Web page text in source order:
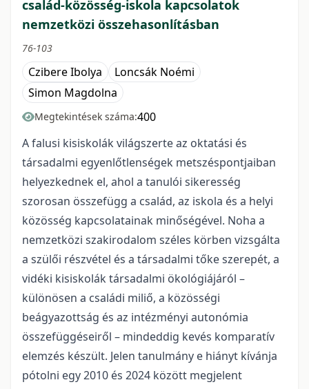
család-közösség-iskola kapcsolatok
nemzetközi összehasonlításban
76-103
Czibere Ibolya
Loncsák Noémi
Simon Magdolna
Megtekintések száma:400
A falusi kisiskolák világszerte az oktatási és
társadalmi egyenlőtlenségek metszéspontjaiban
helyezkednek el, ahol a tanulói sikeresség
szorosan összefügg a család, az iskola és a helyi
közösség kapcsolatainak minőségével. Noha a
nemzetközi szakirodalom széles körben vizsgálta
a szülői részvétel és a társadalmi tőke szerepét, a
vidéki kisiskolák társadalmi ökológiájáról –
különösen a családi miliő, a közösségi
beágyazottság és az intézményi autonómia
összefüggéseiről – mindeddig kevés komparatív
elemzés készült. Jelen tanulmány e hiányt kívánja
pótolni egy 2010 és 2024 között megjelent